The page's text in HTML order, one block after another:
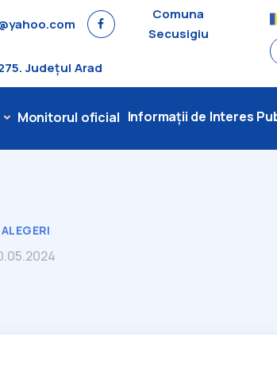
Comuna
Secusigiu
Județul Arad
Monitorul oficial Informații de Interes
ALEGERI